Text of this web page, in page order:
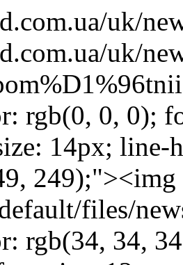
uk/
uk/
rgb(0, 0, 0);
14px; line-
files/
rgb(34, 34,